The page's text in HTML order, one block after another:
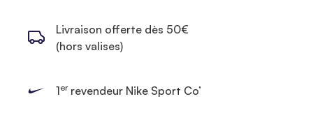
Livraison offerte dès 50€
(hors valises)
1errevendeur Nike Sport Co’